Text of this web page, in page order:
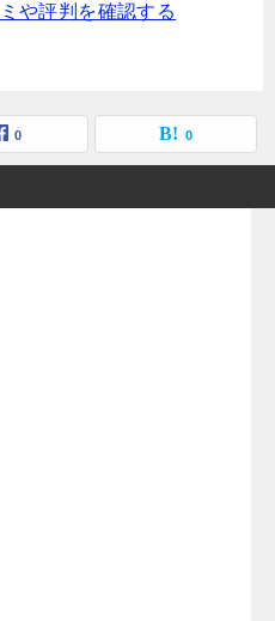
や評判を確認する
0 0